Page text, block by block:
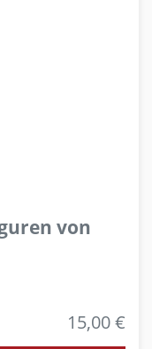
von
15,00 €